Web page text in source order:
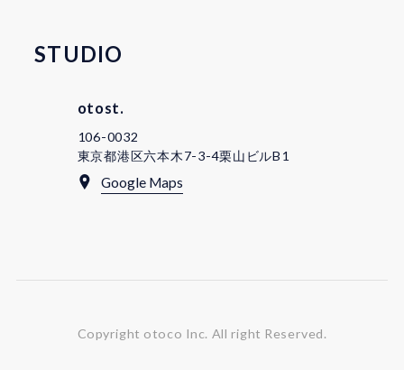
STUDIO
otost.
106-0032
東京都港区六本木7-3-4栗山ビルB1
Google Maps
Copyright otoco Inc. All right Reserved.